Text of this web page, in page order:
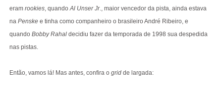
eram rookies, quando Al Unser Jr., maior vencedor da pista, ainda estava
na Penskee tinha como companheiro o brasileiro André Ribeiro, e
quandoBobby Rahaldecidiu fazer da temporada de 1998 sua despedida
nas pistas.
Então, vamos lá! Mas antes, confira o grid de largada: